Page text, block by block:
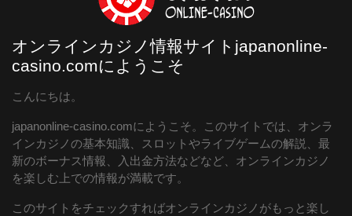
オンラインカジノ情報サイトjapanonline-
casino.comにようこそ
こんにちは。
japanonline-casino.comにようこそ。このサイトでは、オンラ
インカジノの基本知識、スロットやライブゲームの解説、最
新のボーナス情報、入出金方法などなど、オンラインカジノ
を楽しむ上での情報が満載です。
このサイトをチェックすればオンラインカジノがもっと楽し